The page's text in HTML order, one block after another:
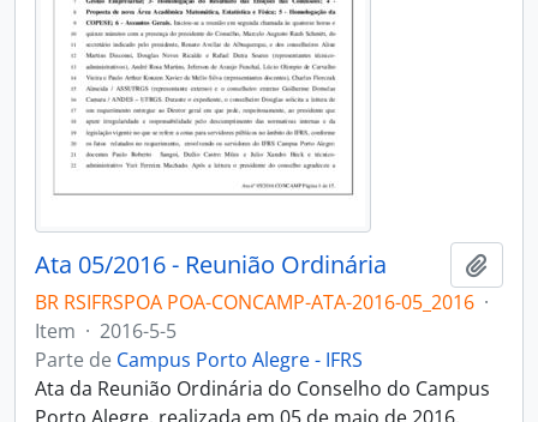
Ata 05/2016 - Reunião Ordinária
BR RSIFRSPOA POA-CONCAMP-ATA-2016-05_2016 ·
Item · 2016-5-5
Parte de Campus Porto Alegre - IFRS
Ata da Reunião Ordinária do Conselho do Campus